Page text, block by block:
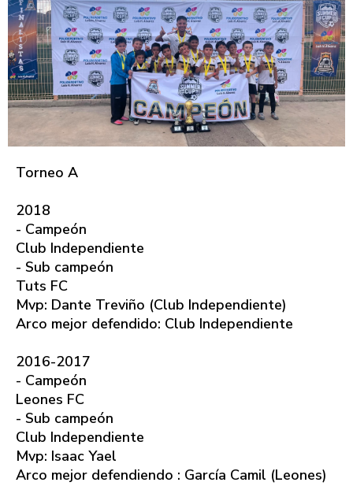
Torneo A
2018
- Campeón
Club Independiente
- Sub campeón
Tuts FC
Mvp: Dante Treviño (Club Independiente)
Arco mejor defendido: Club Independiente
2016-2017
- Campeón
Leones FC
- Sub campeón
Club Independiente
Mvp: Isaac Yael
Arco mejor defendiendo : García Camil (Leones)